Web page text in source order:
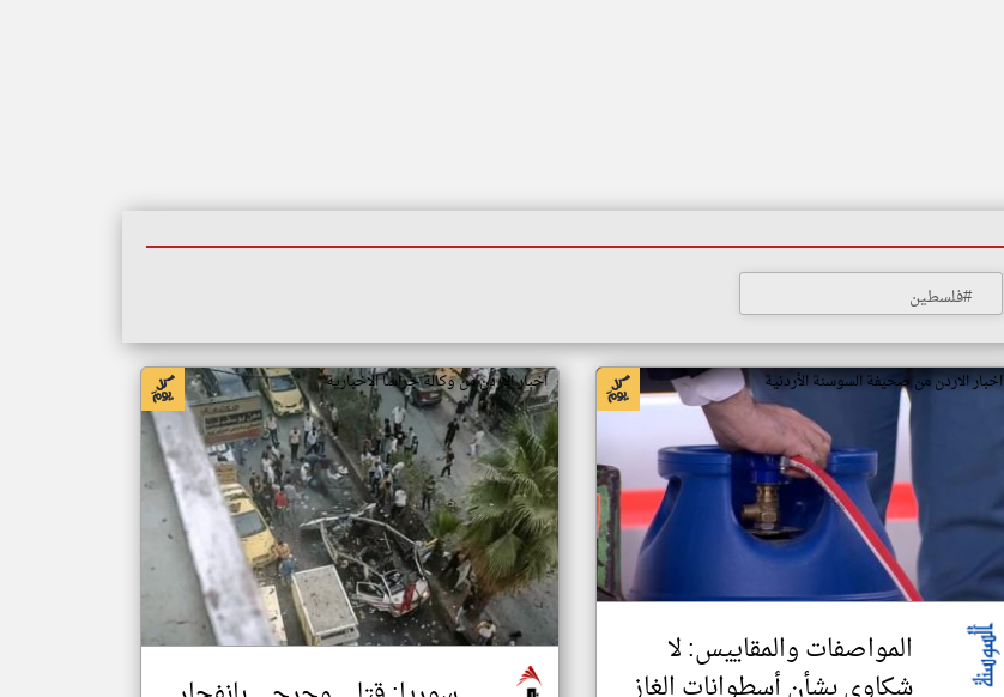
#فلسطين
اخبار الاردن من صحيفة السوسنة الأردنية
المواصفات والمقاييس: لا
اخبار الاردن من وكالة جراسا الاخبارية